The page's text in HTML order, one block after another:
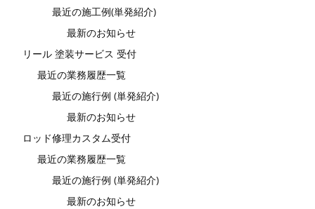
最近の施工例(単発紹介)
最新のお知らせ
リール 塗装サービス 受付
最近の業務履歴一覧
最近の施行例 (単発紹介)
最新のお知らせ
ロッド修理カスタム受付
最近の業務履歴一覧
最近の施行例 (単発紹介)
最新のお知らせ